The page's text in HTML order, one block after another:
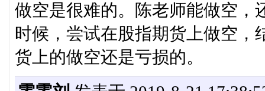
做空是很难的。陈老师能做空，
时候，尝试在股指期货上做空，
货上的做空还是亏损的。